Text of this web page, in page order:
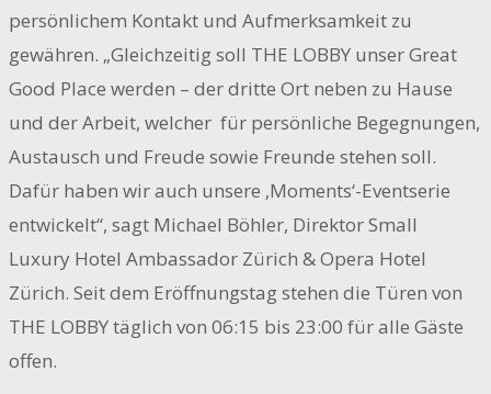
persönlichem Kontakt und Aufmerksamkeit zu
gewähren. „Gleichzeitig soll THE LOBBY unser Great
Good Place werden – der dritte Ort neben zu Hause
und der Arbeit, welcher für persönliche Begegnungen,
Austausch und Freude sowie Freunde stehen soll.
Dafür haben wir auch unsere ‚Moments‘-Eventserie
entwickelt“, sagt Michael Böhler, Direktor Small
Luxury Hotel Ambassador Zürich & Opera Hotel
Zürich. Seit dem Eröffnungstag stehen die Türen von
THE LOBBY täglich von 06:15 bis 23:00 für alle Gäste
offen.